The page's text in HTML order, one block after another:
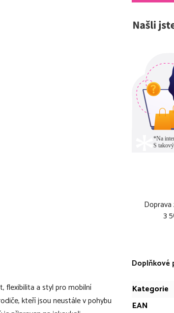
3
flexibilita a styl pro mobilní
kteří jsou neustále v pohybu
Doplňkové
Kategorie
EAN